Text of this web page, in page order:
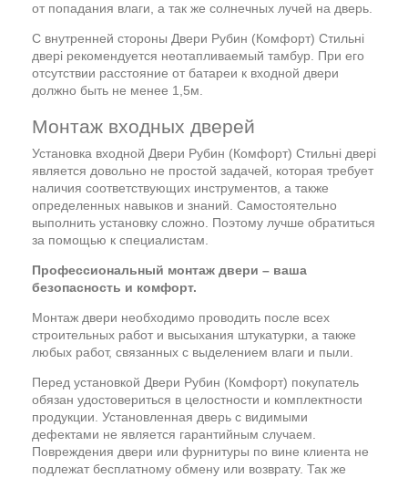
от попадания влаги, а так же солнечных лучей на дверь.
С внутренней стороны Двери Рубин (Комфорт) Стильні
двері рекомендуется неотапливаемый тамбур. При его
отсутствии расстояние от батареи к входной двери
должно быть не менее 1,5м.
Монтаж входных дверей
Установка входной Двери Рубин (Комфорт) Стильні двері
является довольно не простой задачей, которая требует
наличия соответствующих инструментов, а также
определенных навыков и знаний. Самостоятельно
выполнить установку сложно. Поэтому лучше обратиться
за помощью к специалистам.
Профессиональный монтаж двери – ваша
безопасность и комфорт.
Монтаж двери необходимо проводить после всех
строительных работ и высыхания штукатурки, а также
любых работ, связанных с выделением влаги и пыли.
Перед установкой Двери Рубин (Комфорт) покупатель
обязан удостовериться в целостности и комплектности
продукции. Установленная дверь с видимыми
дефектами не является гарантийным случаем.
Повреждения двери или фурнитуры по вине клиента не
подлежат бесплатному обмену или возврату. Так же